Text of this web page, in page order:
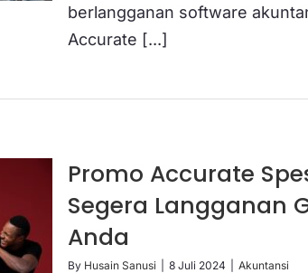
berlangganan software
Accurate [...]
Promo Accurate
Segera Langganan
Anda
By Husain Sanusi 8 Juli 2024 Akuntansi